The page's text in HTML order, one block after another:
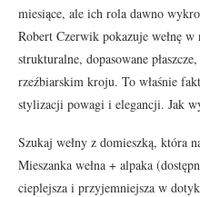
miesiące, ale ich rola dawno
Robert Czerwik pokazuje wełnę w
strukturalne, dopasowane
rzeźbiarskim kroju. To właśnie
stylizacji powagi i elegancji. Jak
Szukaj wełny z domieszką, która
Mieszanka wełna + alpaka
cieplejsza i przyjemniejsza w